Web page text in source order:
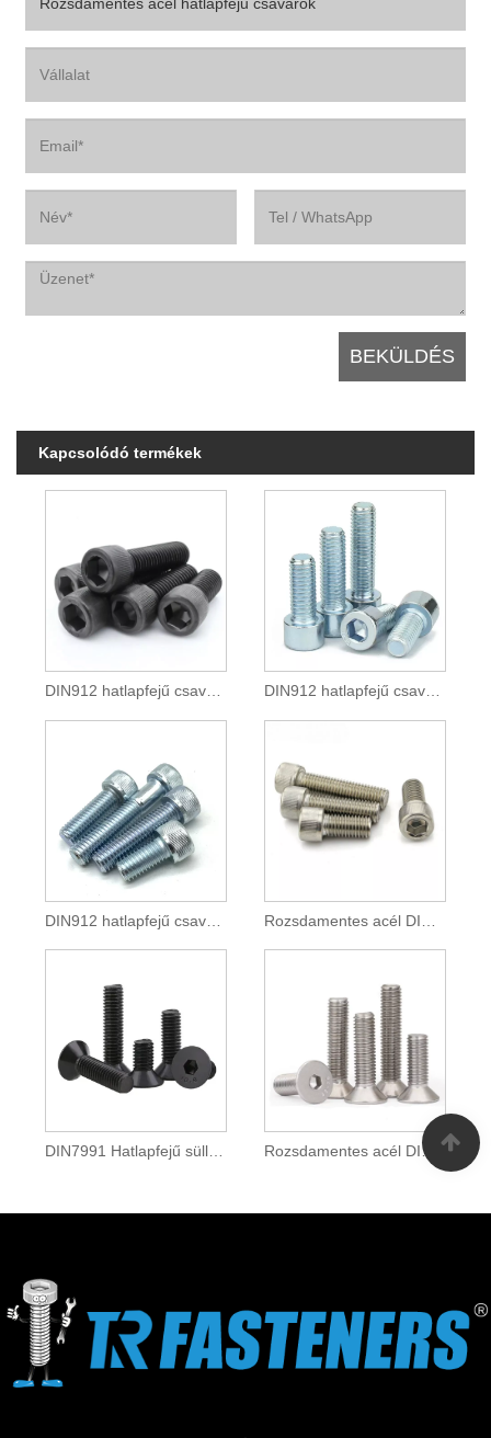
Kapcsolódó termékek
DIN912 hatlapfejű csavarok DIN912 hatlapfejű csavarok, 8.8 fokozat
DIN912 hatlapfejű csavarok, 12.9-es fokozat, horganyzott
DIN7991 Hatlapfejű süllyesztett csavarok Rozsdamentes acél DIN7991 hatlapfejű süllyesztett csavarok